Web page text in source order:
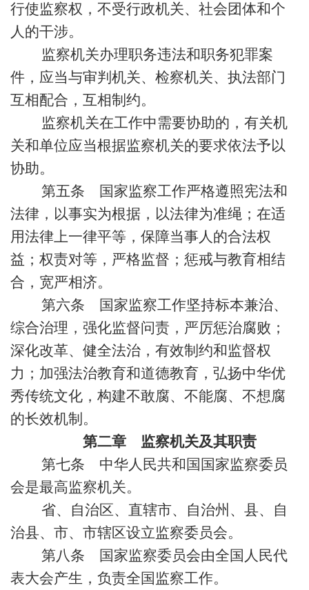
行使监察权，不受行政机关、社会团体和个
人的干涉。
监察机关办理职务违法和职务犯罪案
件，应当与审判机关、检察机关、执法部门
互相配合，互相制约。
监察机关在工作中需要协助的，有关机
关和单位应当根据监察机关的要求依法予以
协助。
第五条 国家监察工作严格遵照宪法和
法律，以事实为根据，以法律为准绳；在适
用法律上一律平等，保障当事人的合法权
益；权责对等，严格监督；惩戒与教育相结
合，宽严相济。
第六条 国家监察工作坚持标本兼治、
综合治理，强化监督问责，严厉惩治腐败；
深化改革、健全法治，有效制约和监督权
力；加强法治教育和道德教育，弘扬中华优
秀传统文化，构建不敢腐、不能腐、不想腐
的长效机制。
第二章 监察机关及其职责
第七条 中华人民共和国国家监察委员
会是最高监察机关。
省、自治区、直辖市、自治州、县、自
治县、市、市辖区设立监察委员会。
第八条 国家监察委员会由全国人民代
表大会产生，负责全国监察工作。